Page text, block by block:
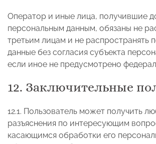
Оператор и иные лица, получившие
персональным данным, обязаны не
третьим лицам и не распространять
данные без согласия субъекта
если иное не предусмотрено
12. Заключительные
12.1. Пользователь может получить
разъяснения по интересующим
касающимся обработки его